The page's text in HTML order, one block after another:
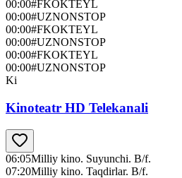
00:00#FKOKTEYL
00:00#UZNONSTOP
00:00#FKOKTEYL
00:00#UZNONSTOP
00:00#FKOKTEYL
00:00#UZNONSTOP
Ki
Kinoteatr HD Telekanali
06:05Milliy kino. Suyunchi. B/f.
07:20Milliy kino. Taqdirlar. B/f.